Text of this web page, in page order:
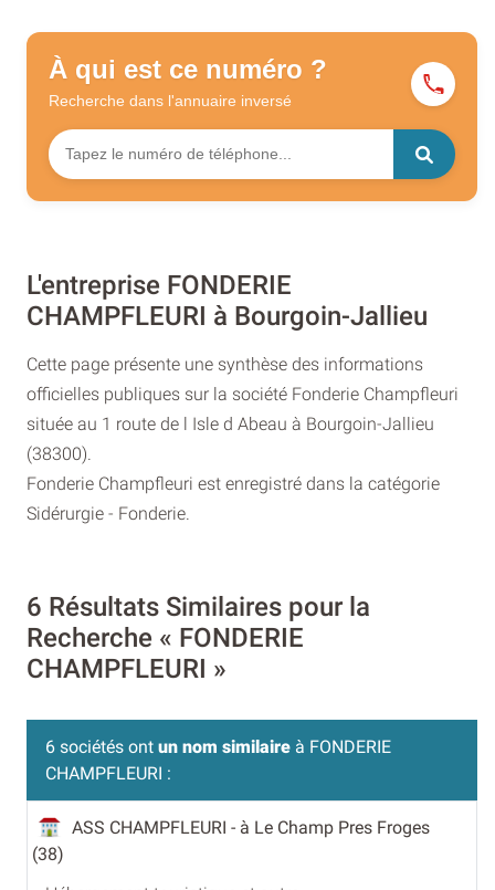
À qui est ce numéro ?
Recherche dans l'annuaire inversé
L'entreprise FONDERIE
CHAMPFLEURI à Bourgoin-Jallieu
Cette page présente une synthèse des informations
officielles publiques sur la société Fonderie Champfleuri
située au 1 route de l Isle d Abeau à Bourgoin-Jallieu
(38300).
Fonderie Champfleuri est enregistré dans la catégorie
Sidérurgie - Fonderie.
6 Résultats Similaires pour la
Recherche « FONDERIE
CHAMPFLEURI »
6 sociétés ont un nom similaire à FONDERIE
CHAMPFLEURI :
ASS CHAMPFLEURI - à Le Champ Pres Froges
(38)